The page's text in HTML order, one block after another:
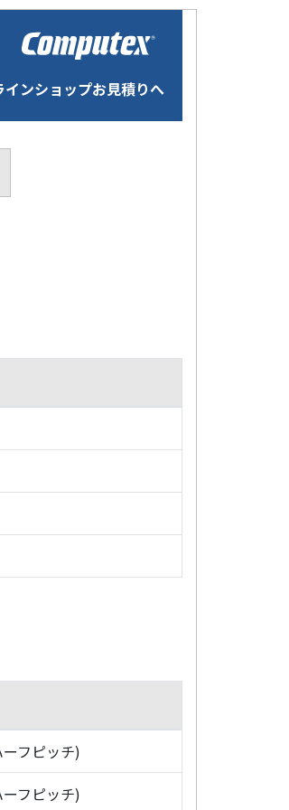
インショップお見積りへ
フピッチ)
フピッチ)